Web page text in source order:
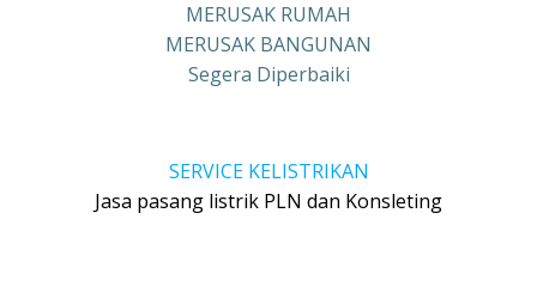
MERUSAK RUMAH
MERUSAK BANGUNAN
Segera Diperbaiki
SERVICE KELISTRIKAN
Jasa pasang listrik PLN dan Konsleting